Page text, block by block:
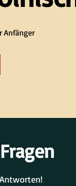
Anfänger